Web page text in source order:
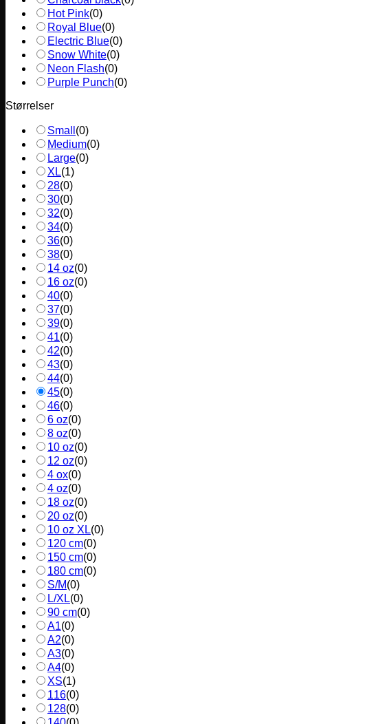
Hot Pink(0)
Royal Blue(0)
Electric Blue(0)
Snow White(0)
Neon Flash(0)
Purple Punch(0)
Størrelser
Small (0)
Medium(0)
Large(0)
XL(1)
28(0)
30(0)
32(0)
34(0)
36(0)
38(0)
14 oz(0)
16 oz(0)
40(0)
37(0)
39(0)
41(0)
42(0)
43(0)
44(0)
45(0)
46(0)
6 oz(0)
8 oz(0)
10 oz(0)
12 oz(0)
4 ox(0)
4 oz(0)
18 oz(0)
20 oz(0)
10 oz XL(0)
120 cm(0)
150 cm(0)
180 cm(0)
S/M(0)
L/XL(0)
90 cm(0)
A1(0)
A2(0)
A3(0)
A4(0)
XS(1)
116(0)
128(0)